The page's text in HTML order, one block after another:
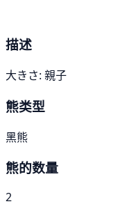
描述
大きさ: 親子
熊类型
黑熊
熊的数量
2